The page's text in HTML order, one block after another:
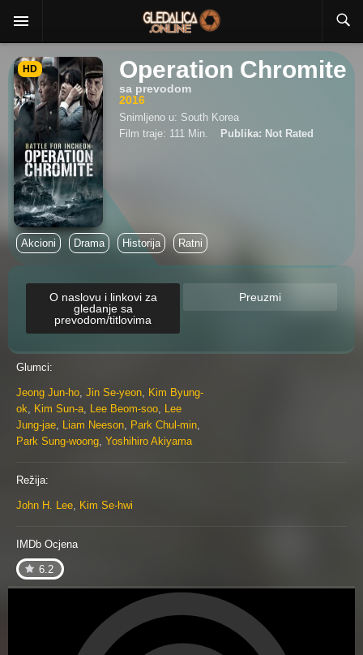
HD Operation Chromite
sa prevodom
2016
Snimljeno u: South Korea
Film traje: 111 Min.
Publika: Not Rated
Akcioni Drama Historija Ratni
O naslovu i linkovi za
gledanje sa
prevodom/titlovima
Preuzmi
Glumci:
Jeong Jun-ho, Jin Se-yeon, Kim Byung-
ok, Kim Sun-a, Lee Beom-soo, Lee
Jung-jae, Liam Neeson, Park Chul-min,
Park Sung-woong, Yoshihiro Akiyama
Režija:
John H. Lee, Kim Se-hwi
IMDb Ocjena
6.2